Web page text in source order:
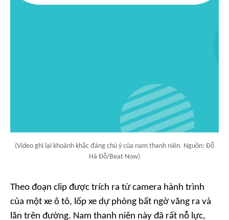
(Video ghi lại khoảnh khắc đáng chú ý của nam thanh niên. Nguồn: Đỗ
Hà Đỗ/Beat Now)
Theo đoạn clip được trích ra từ camera hành trình
của một xe ô tô, lốp xe dự phòng bất ngờ văng ra và
lăn trên đường. Nam thanh niên này đã rất nỗ lực,